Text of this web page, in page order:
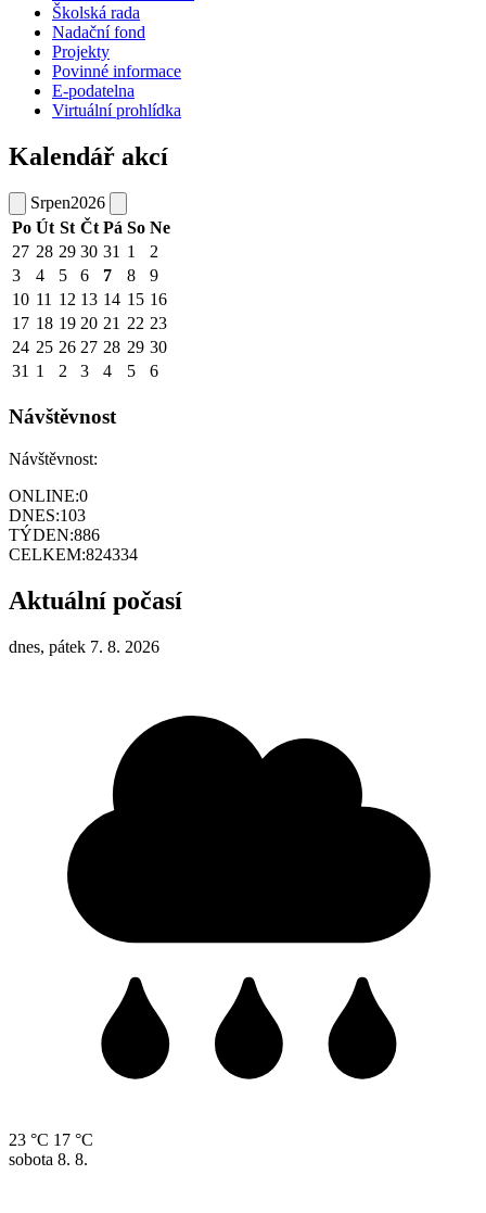
Školská rada
Nadační fond
Projekty
Povinné informace
E-podatelna
Virtuální prohlídka
Kalendář akcí
Srpen2026
Po Út St Čt Pá So Ne
27 28 29 30 31 1
2
3
4 5 6 7 8
9
10 11 12 13 14 15 16
17 18 19 20 21 22 23
24 25 26 27 28 29 30
31 1 2 3 4 5 6
Návštěvnost
Návštěvnost:
ONLINE:0
DNES:103
TÝDEN:886
CELKEM:824334
Aktuální počasí
dnes, pátek 7. 8. 2026
23 °C 17 °C
sobota 8. 8.